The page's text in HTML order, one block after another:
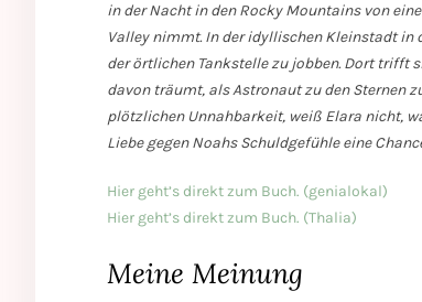
in der Nacht in den Rocky Mountains von
Valley nimmt. In der idyllischen Kleinstadt in
der örtlichen Tankstelle zu jobben. Dort trifft
davon träumt, als Astronaut zu den Sternen
plötzlichen Unnahbarkeit, weiß Elara nicht,
Liebe gegen Noahs Schuldgefühle eine
Hier geht’s direkt zum Buch. (genialokal)
Hier geht’s direkt zum Buch. (Thalia)
Meine Meinung